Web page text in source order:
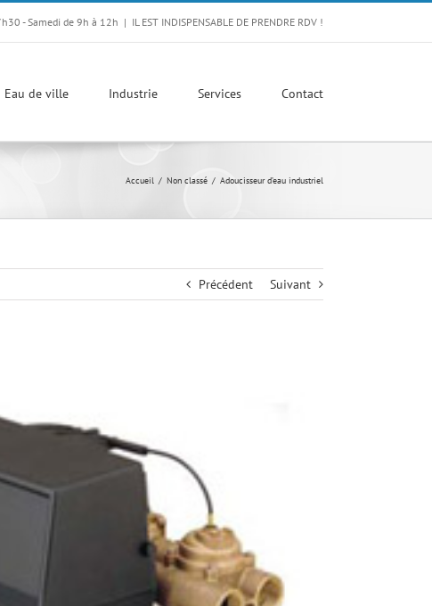
- Samedi de 9h à 12h | IL EST INDISPENSABLE DE PRENDRE RDV !
Eau de ville Industrie Services Contact
Accueil Non classé Adoucisseur d’eau industriel
Précédent Suivant